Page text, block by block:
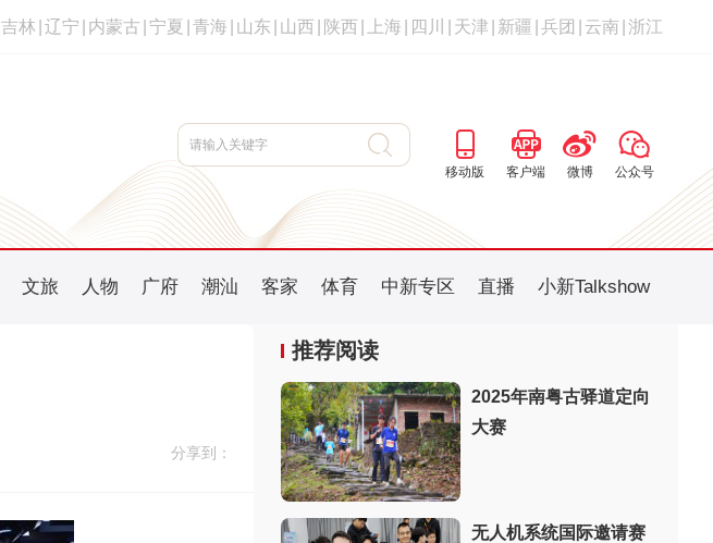
吉林 辽宁 内蒙古 宁夏 青海 山东 山西 陕西 上海 四川 天津 新疆 兵团 云南 浙江
移动版 客户端 微博 公众号
文旅 人物 广府 潮汕 客家 体育 中新专区 直播 小新Talkshow
分享到：
推荐阅读
2025年南粤古驿道定向
大赛
无人机系统国际邀请赛